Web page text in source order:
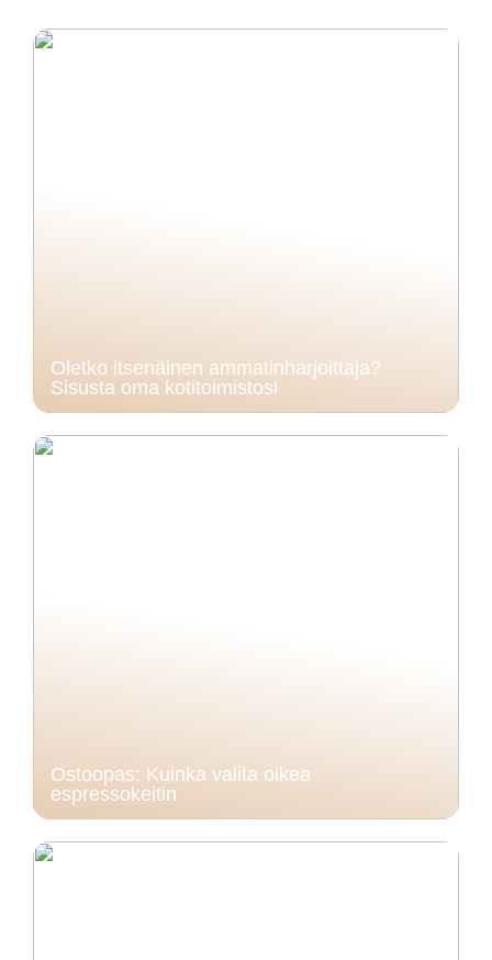
Oletko itsenäinen ammatinharjoittaja?
Sisusta oma kotitoimistosi
Ostoopas: Kuinka valita oikea
espressokeitin